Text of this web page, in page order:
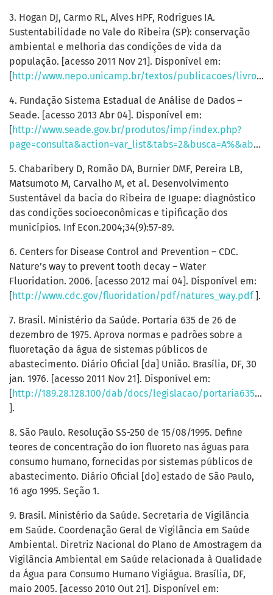
3. Hogan DJ, Carmo RL, Alves HPF, Rodrigues IA.
Sustentabilidade no Vale do Ribeira (SP): conservação
ambiental e melhoria das condições de vida da
população. [acesso 2011 Nov 21]. Disponível em:
[ http://www.nepo.unicamp.br/textos/publicacoes/livros/migracao_ambiente/01pronex_08_sustentabilidade_no_vale_do_ribeira.pdf
4. Fundação Sistema Estadual de Análise de Dados –
Seade. [acesso 2013 Abr 04]. Disponível em:
[ http://www.seade.gov.br/produtos/imp/index.php?
page=consulta&action=var_list&tabs=2&busca=A%&aba=tabela3
5. Chabaribery D, Romão DA, Burnier DMF, Pereira LB,
Matsumoto M, Carvalho M, et al. Desenvolvimento
Sustentável da bacia do Ribeira de Iguape: diagnóstico
das condições socioeconômicas e tipificação dos
municípios. Inf Econ.2004;34(9):57-89.
6. Centers for Disease Control and Prevention – CDC.
Nature’s way to prevent tooth decay – Water
Fluoridation. 2006. [acesso 2012 mai 04]. Disponível em:
[ http://www.cdc.gov/fluoridation/pdf/natures_way.pdf].
7. Brasil. Ministério da Saúde. Portaria 635 de 26 de
dezembro de 1975. Aprova normas e padrões sobre a
fluoretação da água de sistemas públicos de
abastecimento. Diário Oficial [da] União. Brasília, DF, 30
jan. 1976. [acesso 2011 Nov 21]. Disponível em:
[ http://189.28.128.100/dab/docs/legislacao/portaria635_26_12_75.pdf
].
8. São Paulo. Resolução SS-250 de 15/08/1995. Define
teores de concentração do íon fluoreto nas águas para
consumo humano, fornecidas por sistemas públicos de
abastecimento. Diário Oficial [do] estado de São Paulo,
16 ago 1995. Seção 1.
9. Brasil. Ministério da Saúde. Secretaria de Vigilância
em Saúde. Coordenação Geral de Vigilância em Saúde
Ambiental. Diretriz Nacional do Plano de Amostragem da
Vigilância Ambiental em Saúde relacionada à Qualidade
da Água para Consumo Humano Vigiágua. Brasília, DF,
maio 2005. [acesso 2010 Out 21]. Disponível em: